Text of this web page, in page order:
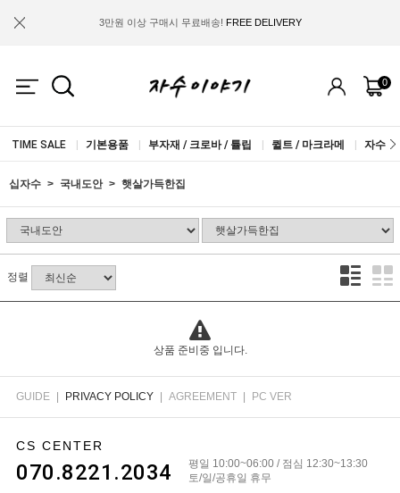
3만원 이상 구매시 무료배송! FREE DELIVERY
0
TIME SALE 기본용품 부자재 / 크로바 / 튤립 퀼트 / 마크라메 자수실
십자수 국내도안 햇살가득한집
정렬
상품 준비중 입니다.
GUIDE PRIVACY POLICY AGREEMENT PC VER
CS CENTER
070.8221.2034
평일 10:00~06:00 / 점심 12:30~13:30
토/일/공휴일 휴무